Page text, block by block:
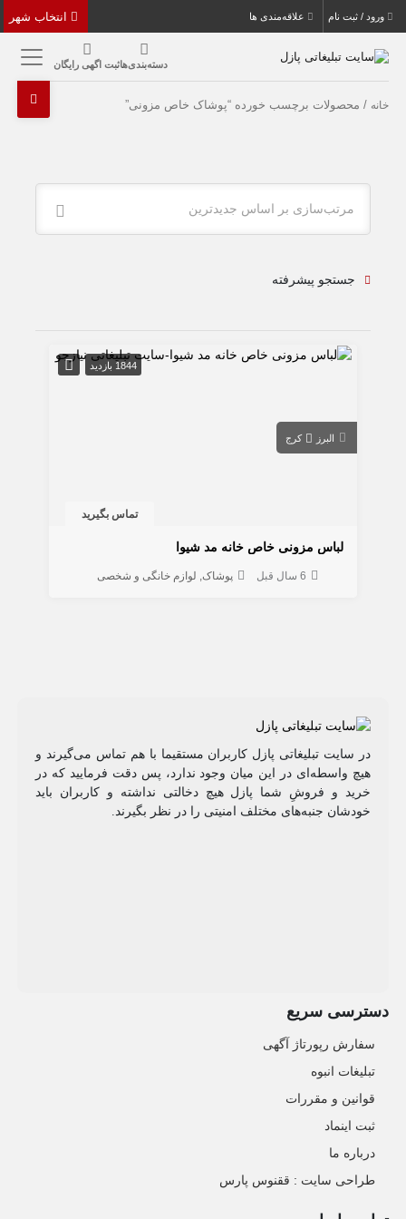
ورود / ثبت نام علاقه‌مندی ها
دسته‌بندی‌هاثبت اگهی رایگان
خانه / محصولات برچسب خورده “پوشاک خاص مزونی”
مرتب‌سازی بر اساس جدیدترین
جستجو پیشرفته
1844 بازدید
البرز کرج
تماس بگیرید
لباس مزونی خاص خانه مد شیوا
6 سال قبل پوشاک لوازم خانگی و شخصی
در سایت تبلیغاتی پازل کاربران مستقیما با هم تماس می‌گیرند و
هیچ واسطه‌ای در این میان وجود ندارد، پس دقت فرمایید که در
خرید و فروشِ شما پازل هیچ دخالتی نداشته و کاربران باید
خودشان جنبه‌های مختلف امنیتی را در نظر بگیرند.
دسترسی سریع
سفارش رپورتاژ آگهی
تبلیغات انبوه
قوانین و مقررات
ثبت اینماد
درباره ما
طراحی سایت : ققنوس پارس